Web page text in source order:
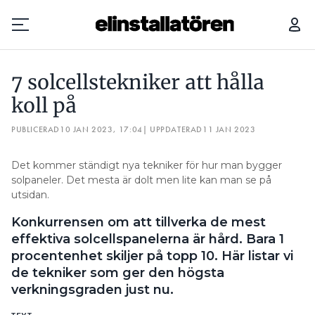
Prenumerera
Hantera prenumeration
Lediga jobb
Annonsera
Läs E-tidningen
Om tidningen
Kontakt
7 solcellstekniker att hålla
koll på
PUBLICERAD 10 JAN 2023, 17:04| UPPDATERAD 11 JAN 2023
Det kommer ständigt nya tekniker för hur man bygger
solpaneler. Det mesta är dolt men lite kan man se på
utsidan.
Konkurrensen om att tillverka de mest
effektiva solcellspanelerna är hård. Bara 1
procentenhet skiljer på topp 10. Här listar vi
de tekniker som ger den högsta
verkningsgraden just nu.
7 SOLCELLSTEKNIKER ATT HÅLLA KOLL PÅ